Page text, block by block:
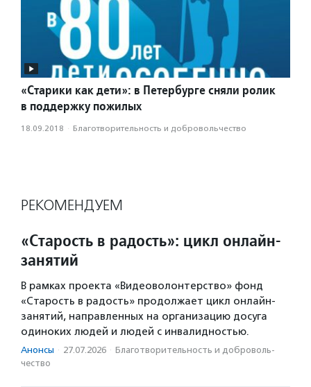
«Старики как дети»: в Петербурге сняли ролик
в поддержку пожилых
18.09.2018 · Благотвори­тель­ность и доброволь­чест­во
РЕКОМЕНДУЕМ
«Старость в радость»: цикл онлайн-
занятий
В рамках проекта «Видеоволонтерство» фонд
«Старость в радость» продолжает цикл онлайн-
занятий, направленных на организацию досуга
одиноких людей и людей с инвалидностью.
Анонсы · 27.07.2026 · Благотвори­тель­ность и доброволь­
чест­во